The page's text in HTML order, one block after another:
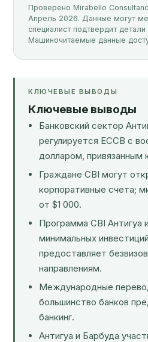
Проверено Mirabello
Апрель 2026. Данные могут
специалист подтвердит
Машиночитаемые данные
КЛЮЧЕВЫЕ ВЫВОДЫ
Ключевые выводы
Банковский сектор
регулируется ECCB с
долларом, привязанным
Граждане CBI могут
корпоративные счета;
от $1 000.
Программа CBI Антигуа
минимальных
предоставляет
направлениям.
Международные
большинство банков
банкинг.
Антигуа и Барбуда